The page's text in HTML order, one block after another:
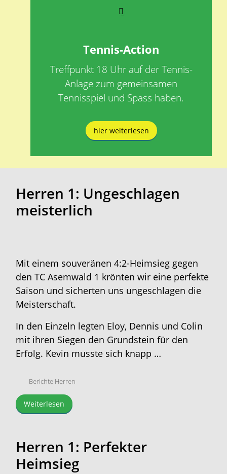
Tennis-Action
Treffpunkt 18 Uhr auf der Tennis-
Anlage zum gemeinsamen
Tennisspiel und Spass haben.
hier weiterlesen
Herren 1: Ungeschlagen
meisterlich
Mit einem souveränen 4:2-Heimsieg gegen
den TC Asemwald 1 krönten wir eine perfekte
Saison und sicherten uns ungeschlagen die
Meisterschaft.
In den Einzeln legten Eloy, Dennis und Colin
mit ihren Siegen den Grundstein für den
Erfolg. Kevin musste sich knapp …
Berichte Herren
Weiterlesen
Herren 1: Perfekter
Heimsieg